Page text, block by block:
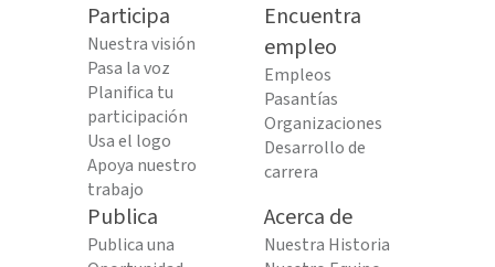
Participa
Nuestra visión
Pasa la voz
Planifica tu
participación
Usa el logo
Apoya nuestro
trabajo
Encuentra
empleo
Empleos
Pasantías
Organizaciones
Desarrollo de
carrera
Publica
Publica una
Acerca de
Nuestra Historia